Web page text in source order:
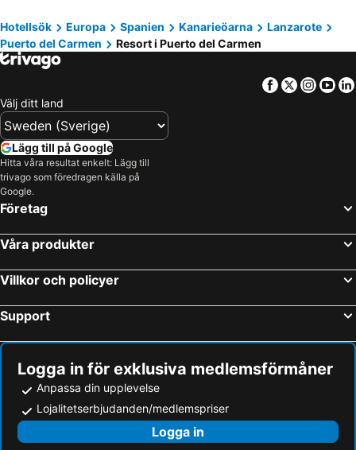
Hotellsök Europa Spanien Kanarieöarna
Lanzarote
Puerto del Carmen
Resort i Puerto del Carmen
Facebook
Twitter
Välj ditt land
Lägg till på Google
Hitta våra resultat enkelt: Lägg till
trivago som föredragen källa på
Google.
Företag
Våra produkter
Villkor och policyer
Support
Logga in för exklusiva medlemsförmåner
Anpassa din upplevelse
Lojalitetserbjudanden/medlemspriser
Logga in